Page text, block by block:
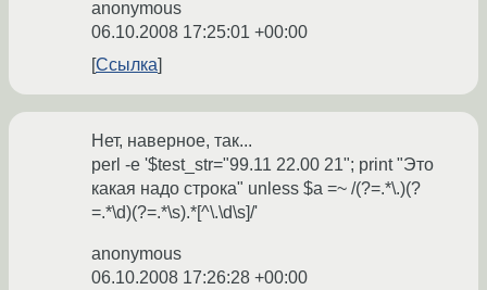
anonymous
06.10.2008 17:25:01 +00:00
Ссылка
Нет, наверное, так...
perl -e '$test_str="99.11 22.00 21"; print "Это
какая надо строка" unless $a =~ /(?=.*\.)(?
=.*\d)(?=.*\s).*[^\.\d\s]/'
anonymous
06.10.2008 17:26:28 +00:00